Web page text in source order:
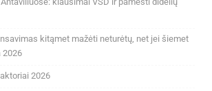
kitąmet mažėti neturėtų, net jei šiemet
2026
2026